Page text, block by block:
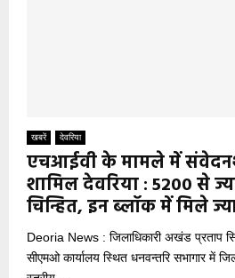
खबरें देवरिया
एचआईवी के मामले में
शामिल देवरिया : 5200 से
चिन्हित, इन ब्लॉक में मिले
Deoria News : जिलाधिकारी अखंड प्रताप
सीएमओ कार्यालय स्थित धनवन्तरि सभागार में